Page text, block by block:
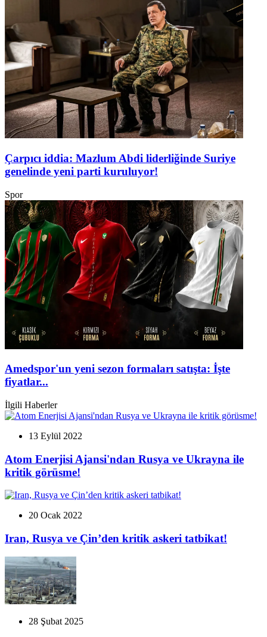
Çarpıcı iddia: Mazlum Abdi liderliğinde Suriye
genelinde yeni parti kuruluyor!
Spor
Amedspor'un yeni sezon formaları satışta: İşte
fiyatlar...
İlgili Haberler
13 Eylül 2022
Atom Enerjisi Ajansi'ndan Rusya ve Ukrayna ile
kritik görüsme!
20 Ocak 2022
Iran, Rusya ve Çin’den kritik askeri tatbikat!
28 Şubat 2025